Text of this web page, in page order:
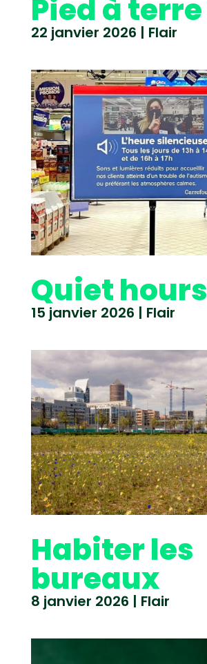
Pied à terre
22 janvier 2026 | Flair
Quiet hours
15 janvier 2026 | Flair
Habiter les
bureaux
8 janvier 2026 | Flair